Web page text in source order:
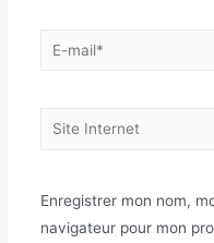
E-
Site
Enregistrer mon nom,
navigateur pour mon